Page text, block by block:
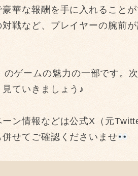
華な報酬を手に入れること
戦など、プレイヤーの腕前
ゲームの魅力の一部です。
ていきましょう♪
ン情報などは公式X（元
せてご確認くださいませ